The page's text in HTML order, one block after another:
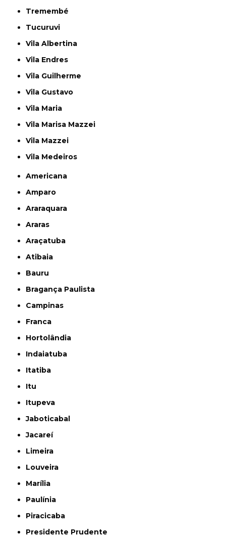
Tremembé
Tucuruvi
Vila Albertina
Vila Endres
Vila Guilherme
Vila Gustavo
Vila Maria
Vila Marisa Mazzei
Vila Mazzei
Vila Medeiros
Americana
Amparo
Araraquara
Araras
Araçatuba
Atibaia
Bauru
Bragança Paulista
Campinas
Franca
Hortolândia
Indaiatuba
Itatiba
Itu
Itupeva
Jaboticabal
Jacareí
Limeira
Louveira
Marília
Paulínia
Piracicaba
Presidente Prudente